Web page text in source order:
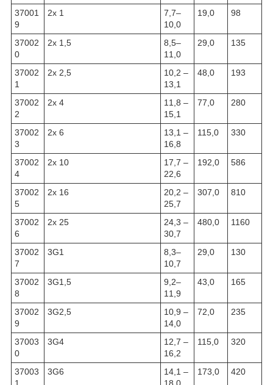
37001
9
2x 1
7,7–
10,0
19,0 98
37002
0
2x 1,5
8,5–
11,0
29,0 135
37002
1
2x 2,5
10,2 –
13,1
48,0 193
37002
2
2x 4
11,8 –
15,1
77,0 280
37002
3
2x 6
13,1 –
16,8
115,0 330
37002
4
2x 10
17,7 –
22,6
192,0 586
37002
5
2x 16
20,2 –
25,7
307,0 810
37002
6
2x 25
24,3 –
30,7
480,0 1160
37002
7
3G1
8,3–
10,7
29,0 130
37002
8
3G1,5
9,2–
11,9
43,0 165
37002
9
3G2,5
10,9 –
14,0
72,0 235
37003
0
3G4
12,7 –
16,2
115,0 320
37003
1
3G6
14,1 –
18,0
173,0 420